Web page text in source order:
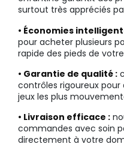
surtout très appréciés
• Économies
pour acheter plusieurs
rapide des pieds de
• Garantie de qualité :
contrôles rigoureux pour
jeux les plus
• Livraison efficace :
commandes avec soin
directement à votre